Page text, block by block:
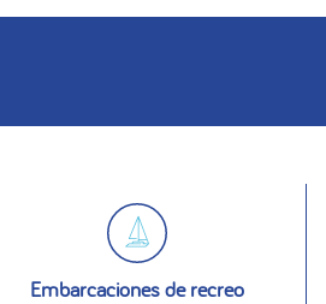
Embarcaciones de recreo